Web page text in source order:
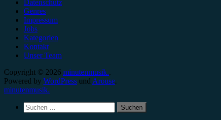
Datenschutz
Genres
Impressum
Jobs
Kategorien
Kontakt
Unser Team
Copyright © 2026 minutenmusik..
Powered by WordPress und Arouse.
minutenmusik.
Suchen
nach: